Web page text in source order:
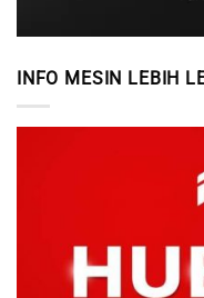
INFO MESIN LEBIH